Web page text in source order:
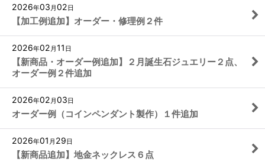
2026年03 月02日
【加工例追加】オーダー・修理例２件
2026年02 月11 日
【新商品・オーダー例追加】２月誕生石ジュエリー２点、
オーダー例２件追加
2026年02 月03日
オーダー例（コインペンダント製作）１件追加
2026年01 月 29日
【新商品追加】地金ネックレス６点